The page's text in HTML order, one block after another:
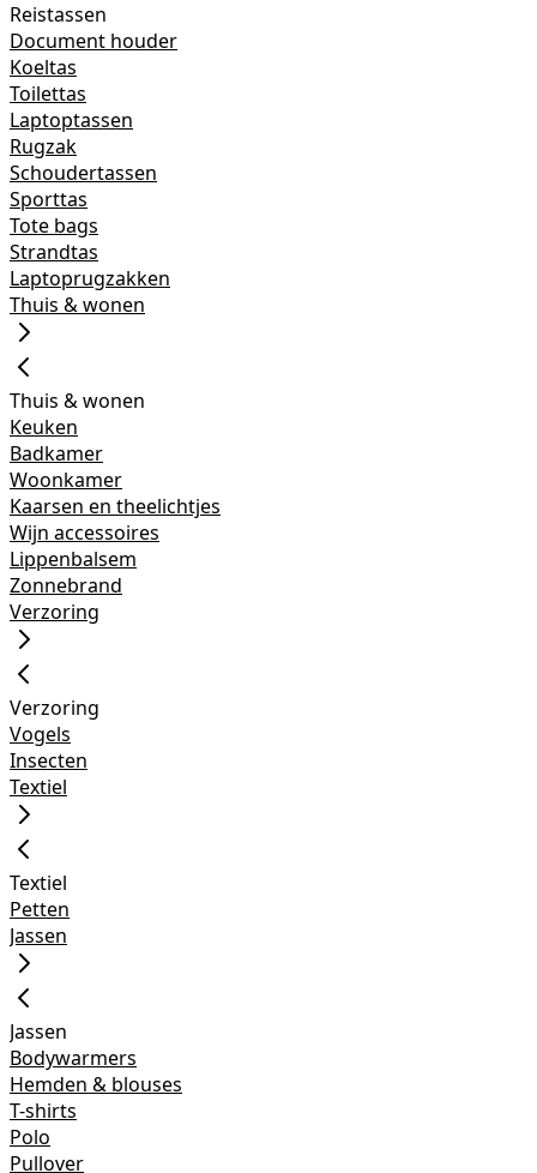
Reistassen
Document houder
Koeltas
Toilettas
Laptoptassen
Rugzak
Schoudertassen
Sporttas
Tote bags
Strandtas
Laptoprugzakken
Thuis & wonen
Thuis & wonen
Keuken
Badkamer
Woonkamer
Kaarsen en theelichtjes
Wijn accessoires
Lippenbalsem
Zonnebrand
Verzoring
Verzoring
Vogels
Insecten
Textiel
Textiel
Petten
Jassen
Jassen
Bodywarmers
Hemden & blouses
T-shirts
Polo
Pullover